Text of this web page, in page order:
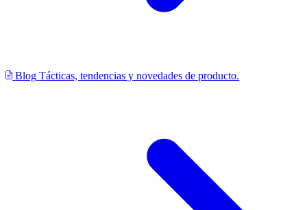
Blog Tácticas, tendencias y novedades de producto.